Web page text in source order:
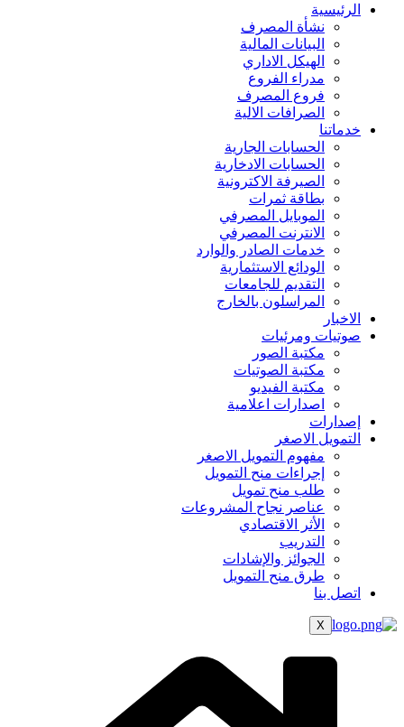
الرئيسية
نشأة المصرف
البيانات المالية
الهيكل الاداري
مدراء الفروع
فروع المصرف
الصرافات الالية
خدماتنا
الحسابات الجارية
الحسابات الادخارية
الصيرفة الاكترونية
بطاقة ثمرات
الموبايل المصرفي
الانترنت المصرفي
خدمات الصادر والوارد
الودائع الاستثمارية
التقديم للجامعات
المراسلون بالخارج
الاخبار
صوتيات ومرئيات
مكتبة الصور
مكتبة الصوتيات
مكتبة الفيديو
اصدارات اعلامية
إصدارات
التمويل الاصغر
مفهوم التمويل الاصغر
إجراءات منح التمويل
طلب منح تمويل
عناصر نجاح المشروعات
الأثر الاقتصادي
التدريب
الجوائز والإشادات
طرق منح التمويل
اتصل بنا